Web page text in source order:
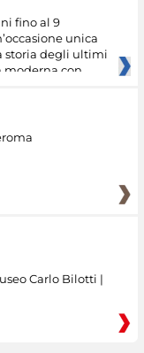
fino al 9
unica
storia degli ultimi
moderna con
Carlo Bilotti |